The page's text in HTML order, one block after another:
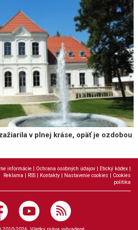
v plnej kráse, opäť je ozdobou
informácie Ochrana osobných údajov Etický kódex
Reklama
RSS Kontakty Nastavenie cookies
Cookies
politika